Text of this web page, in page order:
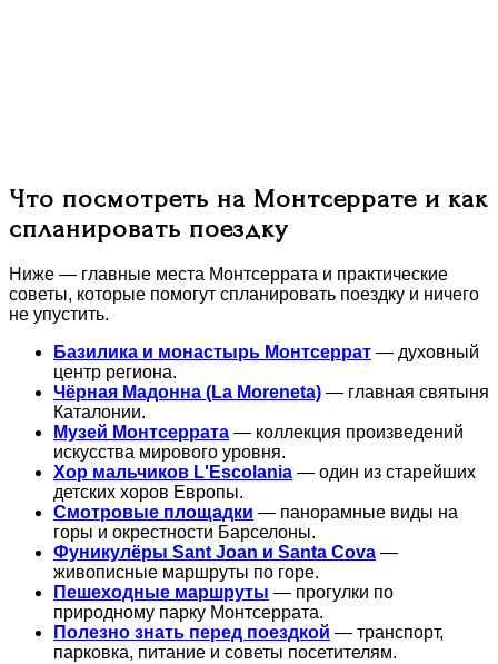
Что посмотреть на Монтсеррате и как
спланировать поездку
Ниже — главные места Монтсеррата и практические
советы, которые помогут спланировать поездку и ничего
не упустить.
Базилика и монастырь Монтсеррат — духовный
центр региона.
Чёрная Мадонна (La Moreneta) — главная святыня
Каталонии.
Музей Монтсеррата — коллекция произведений
искусства мирового уровня.
Хор мальчиков L'Escolania — один из старейших
детских хоров Европы.
Смотровые площадки — панорамные виды на
горы и окрестности Барселоны.
Фуникулёры Sant Joan и Santa Cova —
живописные маршруты по горе.
Пешеходные маршруты — прогулки по
природному парку Монтсеррата.
Полезно знать перед поездкой — транспорт,
парковка, питание и советы посетителям.